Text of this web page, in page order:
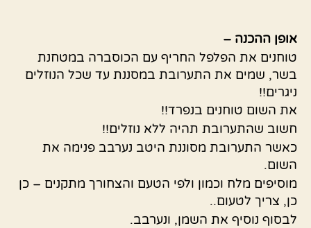
אופן ההכנה –
טוחנים את הפלפל החריף עם הכוסברה במטחנת
בשר, שמים את התערובת במסננת עד שכל הנוזלים
ניגרים!!
את השום טוחנים בנפרד!!
חשוב שהתערובת תהיה ללא נוזלים!!
כאשר התערובת מסוננת היטב נערבב פנימה את
השום.
מוסיפים מלח וכמון ולפי הטעם והצחורך מתקנים – כן
כן, צריך לטעום..
לבסוף נוסיף את השמן, ונערבב.